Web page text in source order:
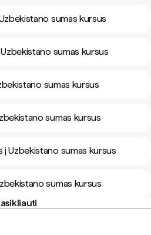
sumas kursus
sumas kursus
sumas kursus
sumas kursus
Uzbekistano sumas kursus
sumas kursus